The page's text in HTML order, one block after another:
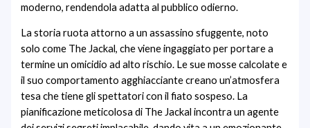
moderno, rendendola adatta al pubblico odierno.
La storia ruota attorno a un assassino sfuggente, noto
solo come The Jackal, che viene ingaggiato per portare a
termine un omicidio ad alto rischio. Le sue mosse calcolate e
il suo comportamento agghiacciante creano un’atmosfera
tesa che tiene gli spettatori con il fiato sospeso. La
pianificazione meticolosa di The Jackal incontra un agente